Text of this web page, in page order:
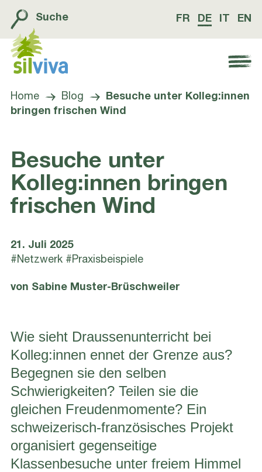
Suche FR DE EN
Navigation öffnen bzw. schliessen
Home Blog
Besuche unter Kolleg:innen
bringen frischen Wind
Besuche unter
Kolleg:innen bringen
frischen Wind
21. Juli 2025
#Netzwerk #Praxisbeispiele
von Sabine Muster-Brüschweiler
Wie sieht Draussenunterricht bei
Kolleg:innen ennet der Grenze aus?
Begegnen sie den selben
Schwierigkeiten? Teilen sie die
gleichen Freudenmomente? Ein
schweizerisch-französisches Projekt
organisiert gegenseitige
Klassenbesuche unter freiem Himmel